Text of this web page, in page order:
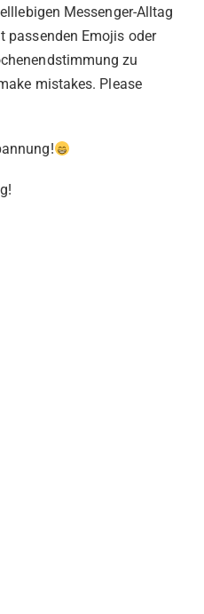
Messenger-Alltag
passenden Emojis oder
zu
mistakes. Please